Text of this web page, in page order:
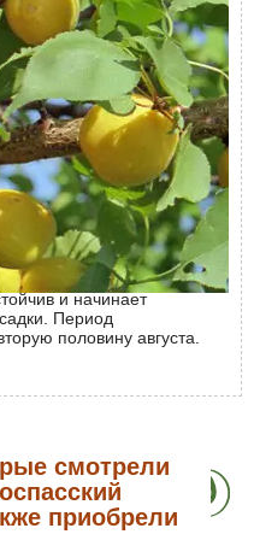
румянцем и
Мякоть оранжевая,
с легкой кислинкой.
отделяемость от
необходимо
защищенные от
аэрированной, с
и регулярный полив
плодоносить.
а также
заболеваниям.
и начинает
Период
половину августа.
смотрели
приобрели